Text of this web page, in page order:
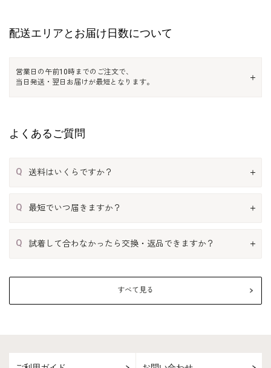
配送エリアとお届け日数について
営業日の午前10時までのご注文で、
当日発送・翌日お届けが最短となります。
よくあるご質問
Q 送料はいくらですか？
Q 最短でいつ届きますか？
Q 試着して合わなかったら交換・返品できますか？
すべて見る